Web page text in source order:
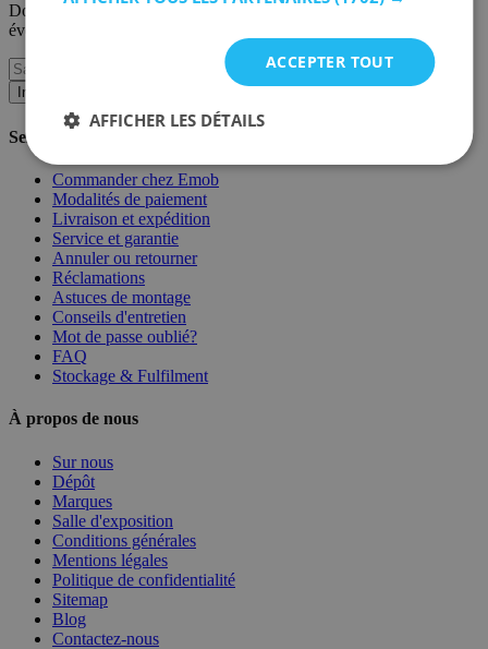
Donnez-nous votre e-mail et vous serez informé des derniers
événements sur une base mensuelle.
Inscription
Service client
Commander chez Emob
Modalités de paiement
Livraison et expédition
Service et garantie
Annuler ou retourner
Réclamations
Astuces de montage
Conseils d'entretien
Mot de passe oublié?
FAQ
Stockage & Fulfilment
À propos de nous
Sur nous
Dépôt
Marques
Salle d'exposition
Conditions générales
Mentions légales
Politique de confidentialité
Sitemap
Blog
Contactez-nous
ACCEPTER TOUT
AFFICHER LES DÉTAILS